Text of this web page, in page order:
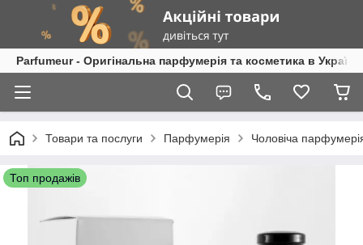
Parfumeur - Оригінальна парфумерія та косметика в Україні
Товари та послуги Парфумерія Чоловіча
Топ продажів